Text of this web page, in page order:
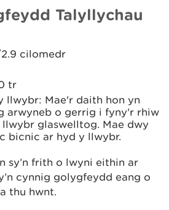
Talyllychau
cilomedr
tr
llwybr: Mae'r daith hon yn
arwyneb o gerrig i fyny'r rhiw
glaswelltog. Mae dwy
bicnic ar hyd y llwybr.
sy’n frith o lwyni eithin ar
cynnig golygfeydd eang o
thu hwnt.